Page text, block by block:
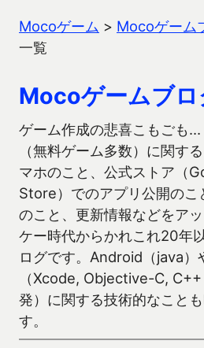
Mocoゲーム > Mocoゲーム
一覧
Mocoゲームブロ
ゲーム作成の悲喜こもごも…
（無料ゲーム多数）に関す
マホのこと、公式ストア（
Store）でのアプリ公開のこ
のこと、更新情報などをア
ケー時代からかれこれ20年
ログです。Android（java）
（Xcode, Objective-C,
発）に関する技術的なこと
す。